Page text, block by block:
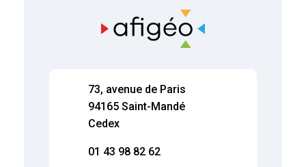
73, avenue de Paris
94165 Saint-Mandé
Cedex
01 43 98 82 62